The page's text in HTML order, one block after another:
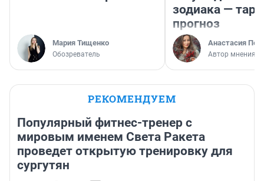
Мария Тищенко
Обозреватель
зодиака —
прогноз
Анастасия
Автор мнения
РЕКОМЕНДУЕМ
Популярный фитнес-тренер с
мировым именем Света Ракета
проведет открытую тренировку для
сургутян